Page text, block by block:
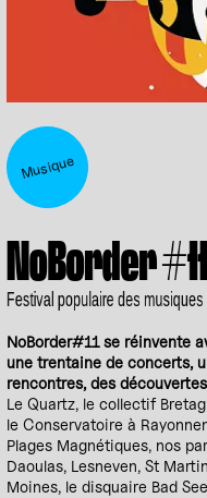
Musique
NoBorder #11
Festival populaire des
NoBorder#11 se réinvente
une trentaine de concerts,
rencontres, des
Le Quartz, le collectif
le Conservatoire à
Plages Magnétiques, nos
Daoulas, Lesneven, St
Moines, le disquaire Bad